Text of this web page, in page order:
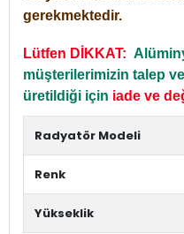
gerekmektedir.
Lütfen DİKKAT:
müşterilerimizin talep
üretildiği için iade ve
Radyatör Modeli
Renk
Yükseklik